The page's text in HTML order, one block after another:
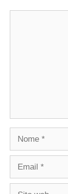
Nome
Email
Sito